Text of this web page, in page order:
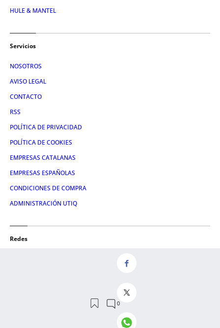
HULE & MANTEL
Servicios
NOSOTROS
AVISO LEGAL
CONTACTO
RSS
POLÍTICA DE PRIVACIDAD
POLÍTICA DE COOKIES
EMPRESAS CATALANAS
EMPRESAS ESPAÑOLAS
CONDICIONES DE COMPRA
ADMINISTRACIÓN UTIQ
Redes